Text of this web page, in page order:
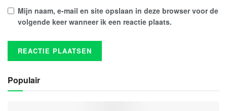
Mijn naam, e-mail en site opslaan in deze browser voor de
volgende keer wanneer ik een reactie plaats.
Populair